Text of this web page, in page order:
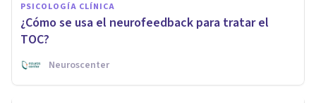
PSICOLOGÍA CLÍNICA
¿Cómo se usa el neurofeedback para tratar el
TOC?
Neuroscenter